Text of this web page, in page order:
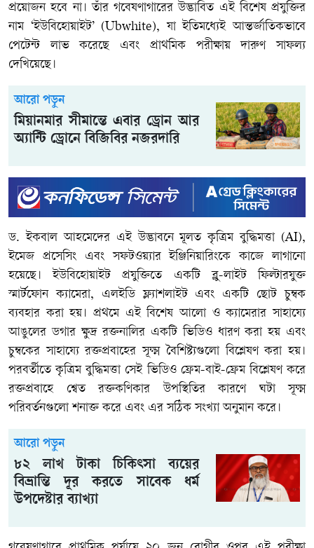
প্রয়োজন হবে না। তাঁর গবেষণাগারের উদ্ভাবিত এই বিশেষ প্রযুক্তির
নাম ‘ইউবিহোয়াইট’ (Ubwhite), যা ইতিমধ্যেই আন্তর্জাতিকভাবে
পেটেন্ট লাভ করেছে এবং প্রাথমিক পরীক্ষায় দারুণ সাফল্য
দেখিয়েছে।
আরো পড়ুন
মিয়ানমার সীমান্তে এবার ড্রোন আর
অ্যান্টি ড্রোনে বিজিবির নজরদারি
ড. ইকবাল আহমেদের এই উদ্ভাবনে মূলত কৃত্রিম বুদ্ধিমত্তা (AI),
ইমেজ প্রসেসিং এবং সফটওয়্যার ইঞ্জিনিয়ারিংকে কাজে লাগানো
হয়েছে। ইউবিহোয়াইট প্রযুক্তিতে একটি ব্লু-লাইট ফিল্টারযুক্ত
স্মার্টফোন ক্যামেরা, এলইডি ফ্ল্যাশলাইট এবং একটি ছোট চুম্বক
ব্যবহার করা হয়। প্রথমে এই বিশেষ আলো ও ক্যামেরার সাহায্যে
আঙুলের ডগার ক্ষুদ্র রক্তনালির একটি ভিডিও ধারণ করা হয় এবং
চুম্বকের সাহায্যে রক্তপ্রবাহের সূক্ষ্ম বৈশিষ্ট্যগুলো বিশ্লেষণ করা হয়।
পরবর্তীতে কৃত্রিম বুদ্ধিমত্তা সেই ভিডিও ফ্রেম-বাই-ফ্রেম বিশ্লেষণ করে
রক্তপ্রবাহে শ্বেত রক্তকণিকার উপস্থিতির কারণে ঘটা সূক্ষ্ম
পরিবর্তনগুলো শনাক্ত করে এবং এর সঠিক সংখ্যা অনুমান করে।
আরো পড়ুন
৮২ লাখ টাকা চিকিৎসা ব্যয়ের
বিভ্রান্তি দূর করতে সাবেক ধর্ম
উপদেষ্টার ব্যাখ্যা